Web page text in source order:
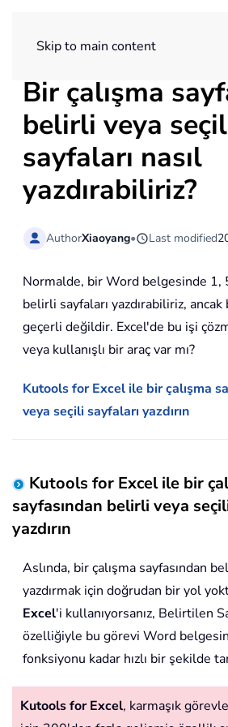
Skip to main content
Bir çalışma
belirli veya
sayfaları nasıl
yazdırabiliriz?
AuthorXiaoyang• Last modified
Normalde, bir Word belgesinde 1,
belirli sayfaları yazdırabiliriz,
geçerli değildir. Excel'de bu işi
veya kullanışlı bir araç var mı?
Kutools for Excel ile bir çalışma
veya seçili sayfaları yazdırın
Kutools for Excel ile bir
sayfasından belirli veya
yazdırın
Aslında, bir çalışma sayfasından
yazdırmak için doğrudan bir yol
Excel'i kullanıyorsanız, Belirtilen
özelliğiyle bu görevi Word
fonksiyonu kadar hızlı bir şekilde
Kutools for Excel, karmaşık